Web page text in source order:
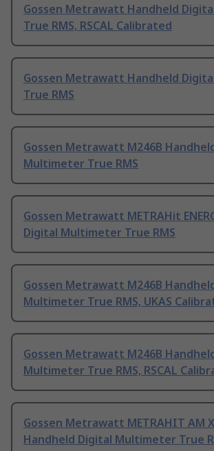
Gossen Metrawatt Handheld
True RMS, RSCAL Calibrated
Gossen Metrawatt Handheld
True RMS
Gossen Metrawatt M246B
Multimeter True RMS
Gossen Metrawatt METRAHit
Digital Multimeter True RMS
Gossen Metrawatt M246B
Multimeter True RMS, UKAS
Gossen Metrawatt M246B
Multimeter True RMS, RSCAL
Gossen Metrawatt METRAHIT AM
Handheld Digital Multimeter True